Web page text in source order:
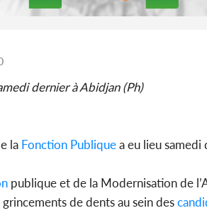
dernier à Abidjan (Ph)
la Fonction Publiquea eu lieu samedi
publique et de la Modernisation de
de dents au sein des
Côte
la